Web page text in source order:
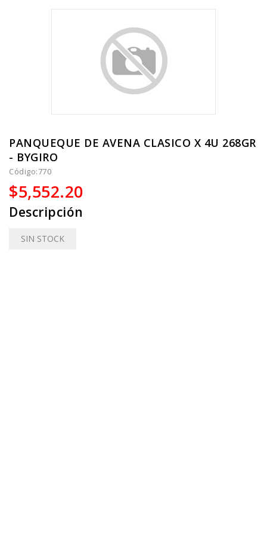
PANQUEQUE DE AVENA CLASICO X 4U 268GR
- BYGIRO
Código:770
$5,552.20
Descripción
SIN STOCK